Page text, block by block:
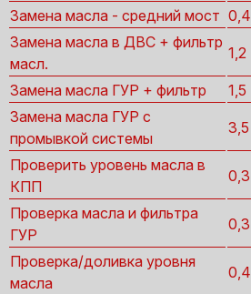
Замена масла - средний мост 0,4
Замена масла в ДВС + фильтр
масл.
1,2
Замена масла ГУР + фильтр 1,5
Замена масла ГУР с
промывкой системы
3,5
Проверить уровень масла в
КПП
0,3
Проверка масла и фильтра
ГУР
0,3
Проверка/доливка уровня
масла
0,4